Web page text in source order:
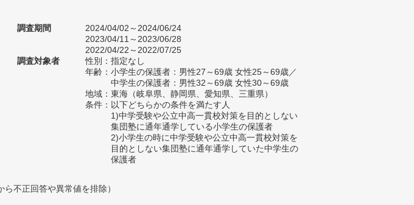
調査期間
2024/04/02～2024/06/24
2023/04/11～2023/06/28
2022/04/22～2022/07/25
調査対象者
性別：指定なし
年齢：小学生の保護者：男性27～69歳 女性25～69歳／
中学生の保護者：男性32～69歳 女性30～69歳
地域：東海（岐阜県、静岡県、愛知県、三重県）
条件：以下どちらかの条件を満たす人
1)中学受験や公立中高一貫校対策を目的としない
集団塾に通年通学している小学生の保護者
2)小学生の時に中学受験や公立中高一貫校対策を
目的としない集団塾に通年通学していた中学生の
保護者
不正回答や異常値を排除）